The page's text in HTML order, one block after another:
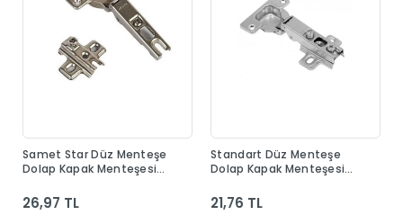
Samet Star Düz Menteşe
Dolap Kapak Menteşesi
26,97 TL
Standart Düz Menteşe
Dolap Kapak Menteşesi
21,76 TL